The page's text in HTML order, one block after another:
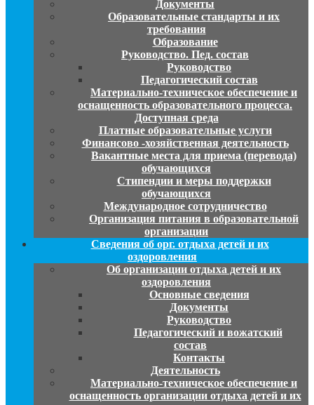
Документы
Образовательные стандарты и их
требования
Образование
Руководство. Пед. состав
Руководство
Педагогический состав
Материально-техническое обеспечение и
оснащенность образовательного процесса.
Доступная среда
Платные образовательные услуги
Финансово -хозяйственная деятельность
Вакантные места для приема (перевода)
обучающихся
Стипендии и меры поддержки
обучающихся
Международное сотрудничество
Организация питания в образовательной
организации
Сведения об орг. отдыха детей и их
оздоровления
Об организации отдыха детей и их
оздоровления
Основные сведения
Документы
Руководство
Педагогический и вожатский
состав
Контакты
Деятельность
Материально-техническое обеспечение и
оснащенность организации отдыха детей и их